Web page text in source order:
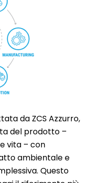
da ZCS Azzurro,
del prodotto –
vita – con
ambientale e
Questo